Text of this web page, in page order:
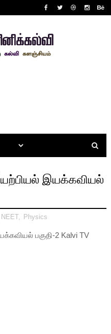
இயக்கவியல்
NEET, Physics
பகுதி-2 Kalvi TV